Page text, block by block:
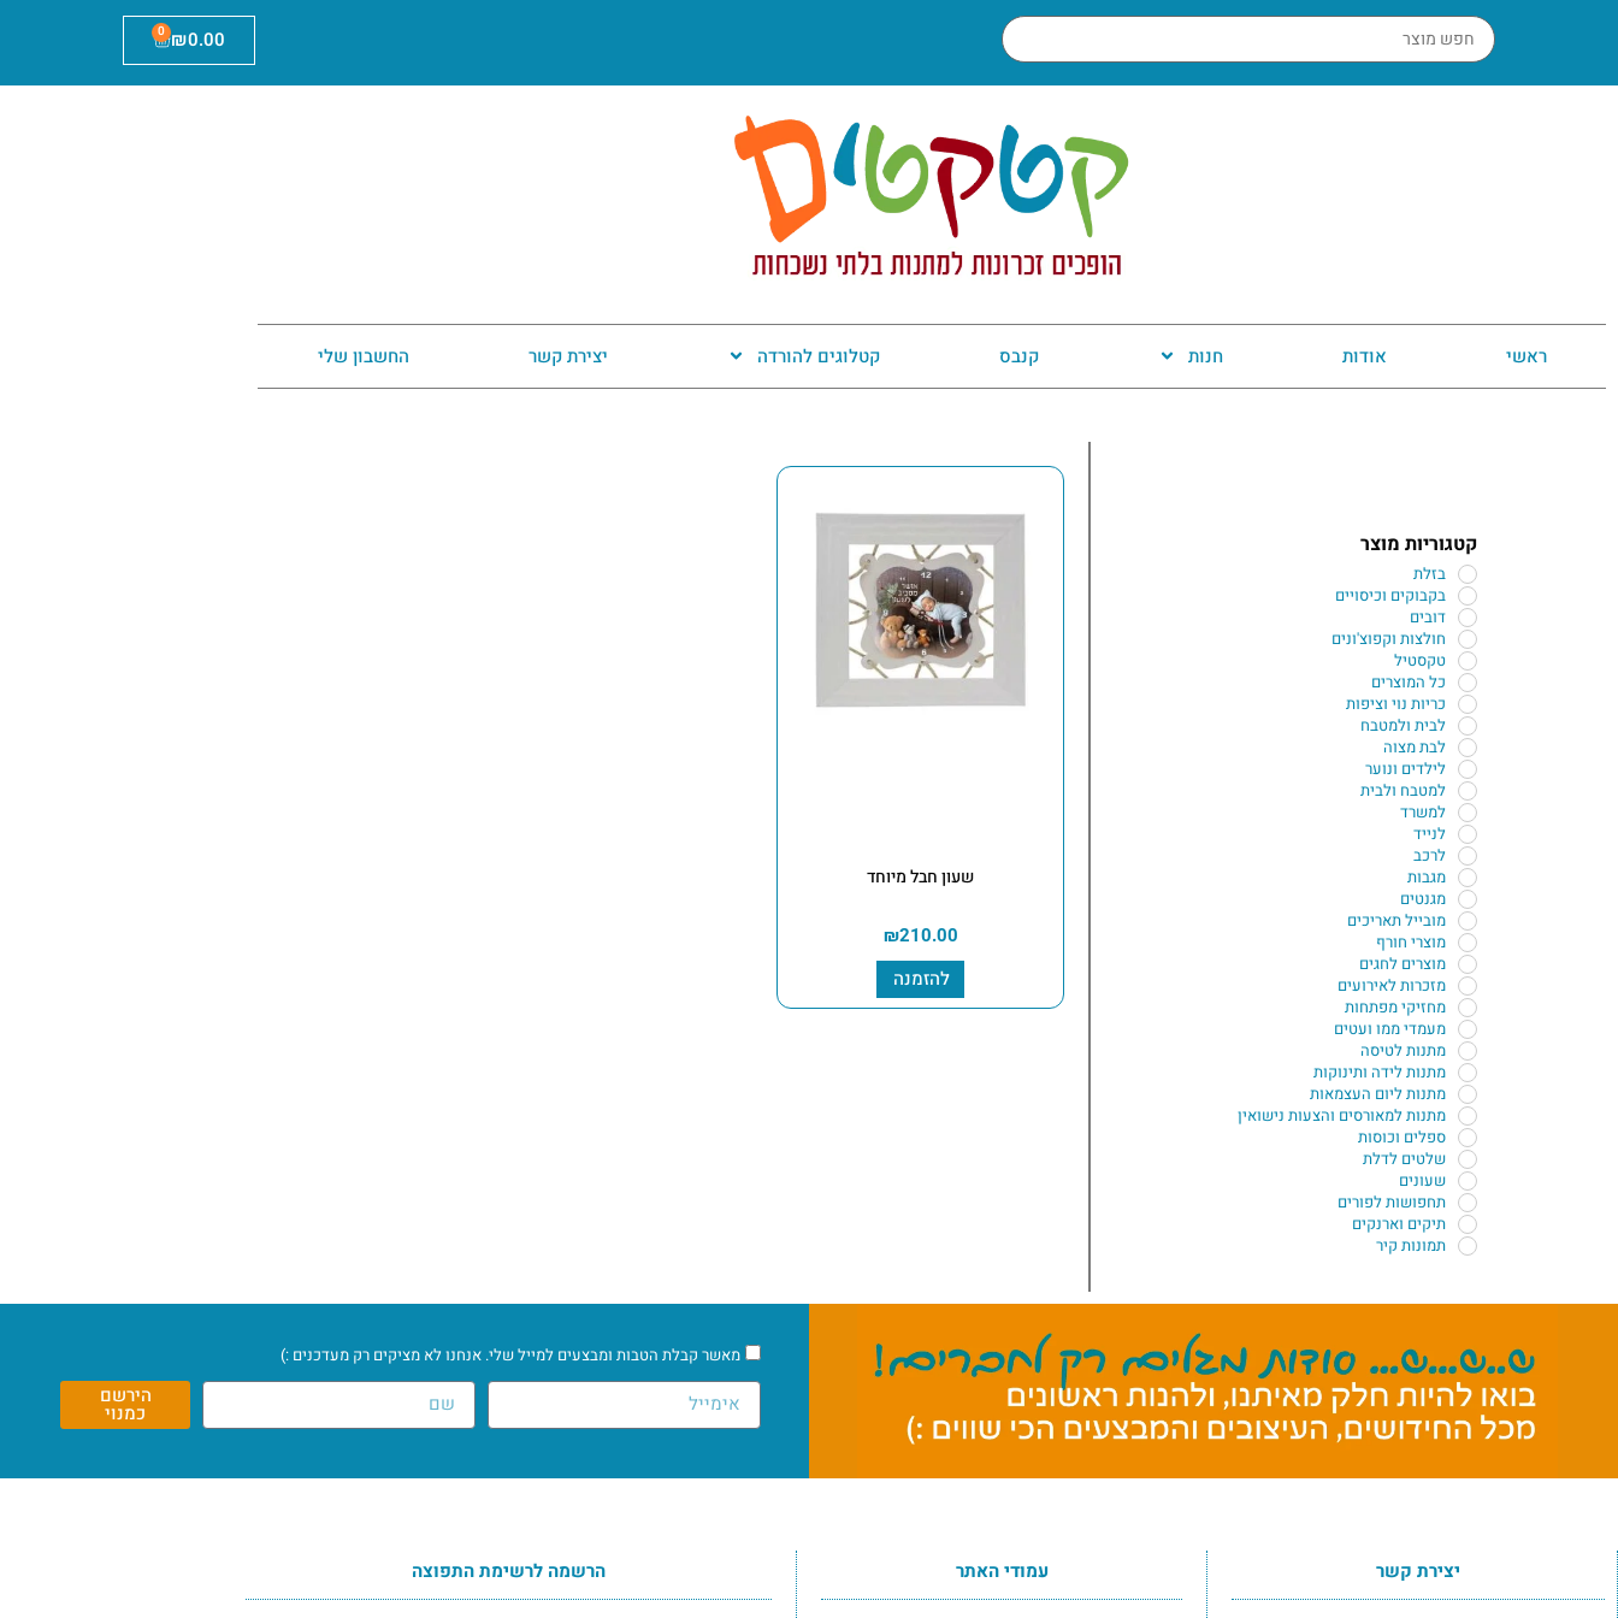
₪0.00
0
ראשי אודות חנות קנבס קטלוגים להורדה יצירת קשר החשבון שלי
קטגוריות מוצר
בזלת
בקבוקים וכיסויים
דובים
חולצות וקפוצ'ונים
טקסטיל
כל המוצרים
כריות נוי וציפות
לבית ולמטבח
לבת מצוה
לילדים ונוער
למטבח ולבית
למשרד
לנייד
לרכב
מגבות
מגנטים
מובייל תאריכים
מוצרי חורף
מוצרים לחגים
מזכרות לאירועים
מחזיקי מפתחות
מעמדי ממו ועטים
מתנות לטיסה
מתנות לידה ותינוקות
מתנות ליום העצמאות
מתנות למאורסים והצעות נישואין
ספלים וכוסות
שלטים לדלת
שעונים
תחפושות לפורים
תיקים וארנקים
תמונות קיר
שעון חבל מיוחד
₪210.00
להזמנה
מאשר קבלת הטבות ומבצעים למייל שלי. אנחנו לא מציקים רק מעדכנים :)
הירשם
כמנוי
יצירת קשר עמודי האתר הרשמה לרשימת התפוצה